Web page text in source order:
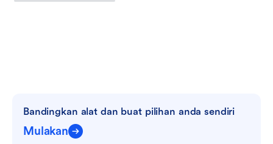
Bandingkan alat dan buat pilihan anda sendiri
Mulakan